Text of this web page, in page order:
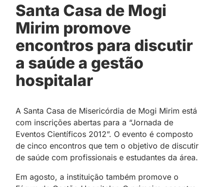
Santa Casa de Mogi
Mirim promove
encontros para discutir
a saúde a gestão
hospitalar
A Santa Casa de Misericórdia de Mogi Mirim está
com inscrições abertas para a “Jornada de
Eventos Científicos 2012”. O evento é composto
de cinco encontros que tem o objetivo de discutir
de saúde com profissionais e estudantes da área.
Em agosto, a instituição também promove o